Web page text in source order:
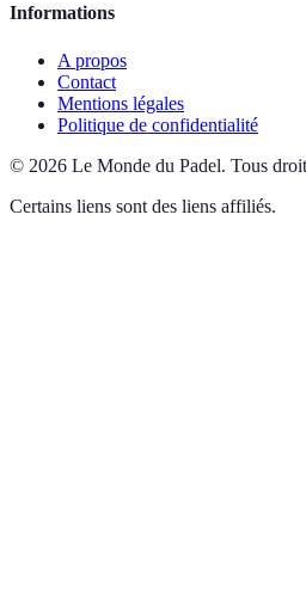
Informations
A propos
Contact
Mentions légales
Politique de confidentialité
© 2026 Le Monde du Padel. Tous
Certains liens sont des liens affiliés.